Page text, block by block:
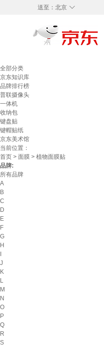
◇
送至： 北京
全部分类
京东知识库
品牌排行榜
普联摄像头
一体机
收纳包
键盘贴
键帽贴纸
京东美术馆
当前位置：
首页 > 面膜 > 植物面膜贴
品牌:
所有品牌
A
B
C
D
E
F
G
H
J
K
L
M
N
O
P
Q
R
S